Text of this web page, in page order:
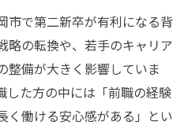
市で第二新卒が有利になる背
略の転換や、若手のキャリア
整備が大きく影響していま
した方の中には「前職の経験
く働ける安心感がある」とい